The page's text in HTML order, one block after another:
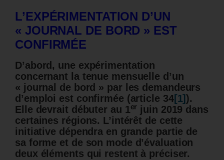
L’EXPÉRIMENTATION D’UN
« JOURNAL DE BORD » EST
CONFIRMÉE
D’abord, une expérimentation
concernant la tenue mensuelle d’un
« journal de bord » par les demandeurs
d’emploi est confirmée (article 34[1]).
Elle devrait débuter au 1er juin 2019 dans
certaines régions. L’intérêt de cette
initiative dépendra en grande partie de
sa forme et de son mode d’évaluation
deux éléments qui restent à préciser.